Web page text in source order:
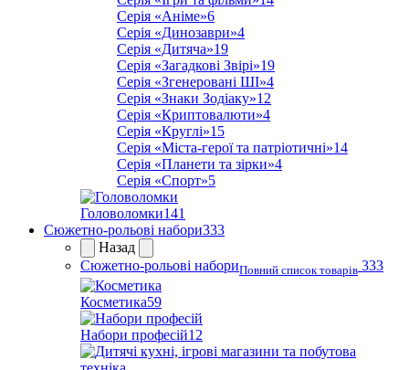
Серія «Аніме»6
Серія «Динозаври»4
Серія «Дитяча»19
Серія «Загадкові Звірі»19
Серія «Згенеровані ШІ»4
Серія «Знаки Зодіаку»12
Серія «Криптовалюти»4
Серія «Круглі»15
Серія «Міста-герої та патріотичні»14
Серія «Планети та зірки»4
Серія «Спорт»5
Головоломки141
Сюжетно-рольові набори333
Назад
Сюжетно-рольові набориПовний список товарів 333
Косметика59
Набори професій12